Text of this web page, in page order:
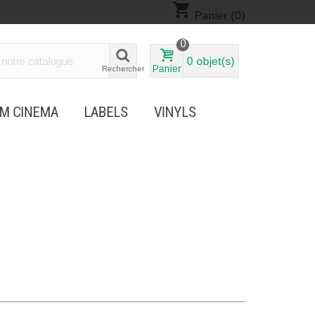
shopping_cart Panier (0)
Rechercher Panier
0
0 objet(s)
CINEMA LABELS
VINYLS